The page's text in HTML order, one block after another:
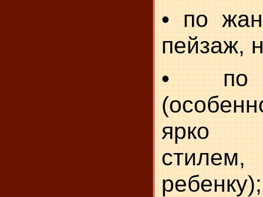
• по
пейзаж,
• по
ярко
ребенку);